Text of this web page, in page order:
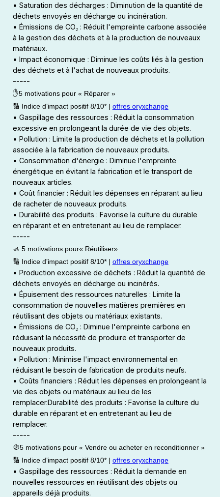
• Saturation des décharges : Diminution de la quantité de
déchets envoyés en décharge ou incinération.
• Émissions de CO₂ : Réduit l'empreinte carbone associée
à la gestion des déchets et à la production de nouveaux
matériaux.
• Impact économique : Diminue les coûts liés à la gestion
des déchets et à l'achat de nouveaux produits.
-----
✋5 motivations pour « Réparer »
🔢 Indice d’impact positif 8/10* | offres oryxchange
• Gaspillage des ressources : Réduit la consommation
excessive en prolongeant la durée de vie des objets.
• Pollution : Limite la production de déchets et la pollution
associée à la fabrication de nouveaux produits.
• Consommation d'énergie : Diminue l'empreinte
énergétique en évitant la fabrication et le transport de
nouveaux articles.
• Coût financier : Réduit les dépenses en réparant au lieu
de racheter de nouveaux produits.
• Durabilité des produits : Favorise la culture du durable
en réparant et en entretenant au lieu de remplacer.
-----
🚮 5 motivations pour« Réutiliser»
🔢 Indice d’impact positif 8/10* | offres oryxchange
• Production excessive de déchets : Réduit la quantité de
déchets envoyés en décharge ou incinérés.
• Épuisement des ressources naturelles : Limite la
consommation de nouvelles matières premières en
réutilisant des objets ou matériaux existants.
• Émissions de CO₂ : Diminue l'empreinte carbone en
réduisant la nécessité de produire et transporter de
nouveaux produits.
• Pollution : Minimise l'impact environnemental en
réduisant le besoin de fabrication de produits neufs.
• Coûts financiers : Réduit les dépenses en prolongeant la
vie des objets ou matériaux au lieu de les
remplacer.Durabilité des produits : Favorise la culture du
durable en réparant et en entretenant au lieu de
remplacer.
-----
🚯5 motivations pour « Vendre ou acheter en reconditionner »
🔢 Indice d’impact positif 8/10* | offres oryxchange
• Gaspillage des ressources : Réduit la demande en
nouvelles ressources en réutilisant des objets ou
appareils déjà produits.